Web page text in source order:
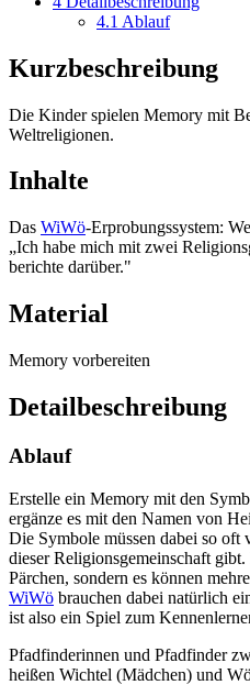
4.1 Ablauf
Kurzbeschreibung
Die Kinder spielen Memory mit
Weltreligionen.
Inhalte
Das WiWö-Erprobungssystem:
„Ich habe mich mit zwei
berichte darüber."
Material
Memory vorbereiten
Detailbeschreibung
Ablauf
Erstelle ein Memory mit den
ergänze es mit den Namen von
Die Symbole müssen dabei so
dieser Religionsgemeinschaft
Pärchen, sondern es können
WiWö brauchen dabei natürlich
ist also ein Spiel zum
Pfadfinderinnen und Pfadfinder
heißen Wichtel (Mädchen) und